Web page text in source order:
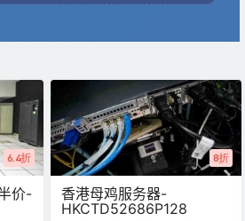
6.4折
价-
8折
香港母鸡服务器-
HKCTD52686P128